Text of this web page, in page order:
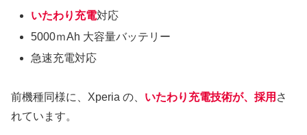
いたわり充電対応
5000ｍAh 大容量バッテリー
急速充電対応
前機種同様に、Xperia の、 いたわり充電技術が、採用 さ
れています。